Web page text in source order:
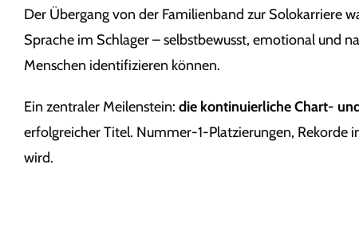
Der Übergang von der Familienband zur Solokarriere
Sprache im Schlager – selbstbewusst, emotional und
Menschen identifizieren können.
Ein zentraler Meilenstein: die kontinuierliche Chart-
erfolgreicher Titel. Nummer-1-Platzierungen, Rekorde
wird.